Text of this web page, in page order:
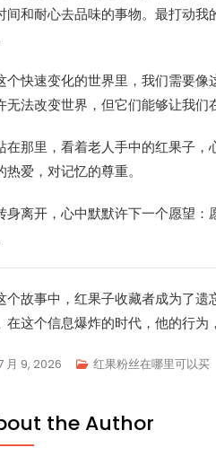
间和耐心去品味的事物。最打动
个快速变化的世界里，我们需要
无法改变世界，但它们能够让我们
在那里，看着老人手中的红果子
热爱，对记忆的尊重。
身离开，心中默默许下一个愿望
个故事中，红果子收藏者成为了
在这个信息爆炸的时代，他的行为
月 9, 2026 红果粉丝在哪里可以买
the Author